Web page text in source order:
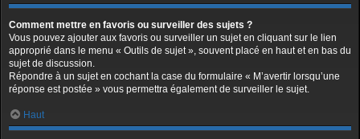
Comment mettre en favoris ou surveiller des sujets ?
Vous pouvez ajouter aux favoris ou surveiller un sujet en cliquant sur le lien
approprié dans le menu « Outils de sujet », souvent placé en haut et en bas du
sujet de discussion.
Répondre à un sujet en cochant la case du formulaire « M’avertir lorsqu’une
réponse est postée » vous permettra également de surveiller le sujet.
Haut